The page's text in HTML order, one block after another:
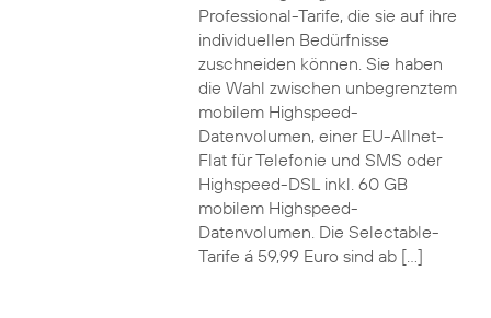
Professional-Tarife, die sie auf ihre
individuellen Bedürfnisse
zuschneiden können. Sie haben
die Wahl zwischen unbegrenztem
mobilem Highspeed-
Datenvolumen, einer EU-Allnet-
Flat für Telefonie und SMS oder
Highspeed-DSL inkl. 60 GB
mobilem Highspeed-
Datenvolumen. Die Selectable-
Tarife á 59,99 Euro sind ab […]